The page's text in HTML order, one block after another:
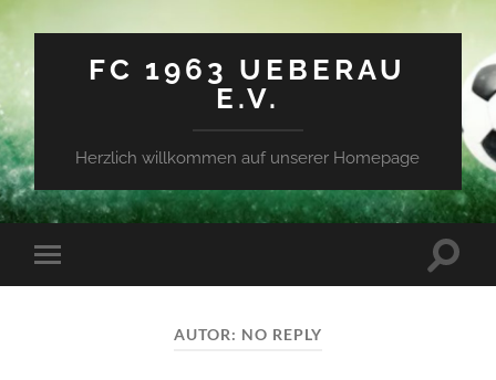
FC 1963 UEBERAU
E.V.
Herzlich willkommen auf unserer Homepage
Mobile-
Menü
AUTOR: NO REPLY